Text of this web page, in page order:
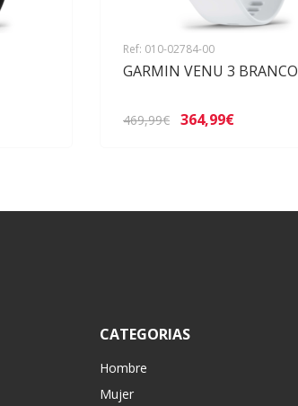
Ref: 010-02784-00
GARMIN VENU 3 BRANCO
469,99€ 364,99€
CATEGORIAS
Hombre
Mujer